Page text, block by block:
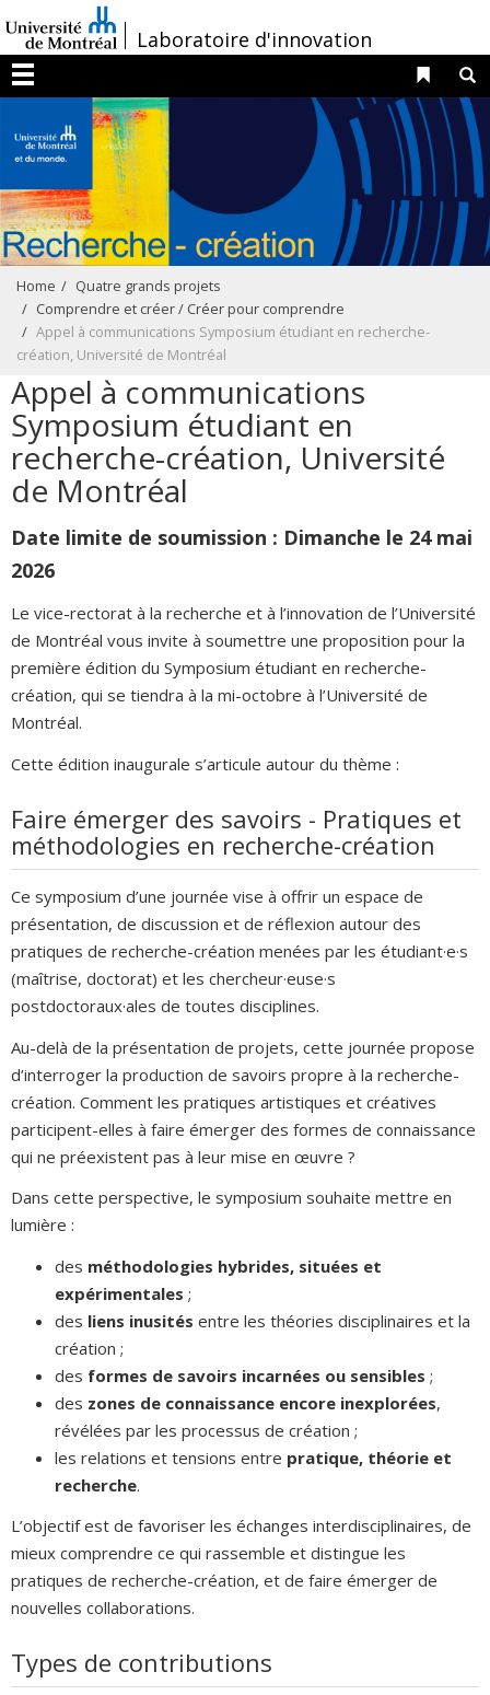
au
contenu
/Laboratoire d'innovation
Menu
Liens
Home
Quatre grands projets
Comprendre et créer / Créer pour comprendre
Appel à communications Symposium étudiant en recherche-
création, Université de Montréal
Appel à communications
Symposium étudiant en
recherche-création, Université
de Montréal
Date limite de soumission : Dimanche le 24 mai
2026
Le vice-rectorat à la recherche et à l’innovation de l’Université
de Montréal vous invite à soumettre une proposition pour la
première édition du Symposium étudiant en recherche-
création, qui se tiendra à la mi-octobre à l’Université de
Montréal.
Cette édition inaugurale s’articule autour du thème :
Faire émerger des savoirs - Pratiques et
méthodologies en recherche-création
Ce symposium d’une journée vise à offrir un espace de
présentation, de discussion et de réflexion autour des
pratiques de recherche-création menées par les étudiant·e·s
(maîtrise, doctorat) et les chercheur·euse·s
postdoctoraux·ales de toutes disciplines.
Au-delà de la présentation de projets, cette journée propose
d’interroger la production de savoirs propre à la recherche-
création. Comment les pratiques artistiques et créatives
participent-elles à faire émerger des formes de connaissance
qui ne préexistent pas à leur mise en œuvre ?
Dans cette perspective, le symposium souhaite mettre en
lumière :
des méthodologies hybrides, situées et
expérimentales ;
des liens inusités entre les théories disciplinaires et la
création ;
des formes de savoirs incarnées ou sensibles ;
des zones de connaissance encore inexplorées,
révélées par les processus de création ;
les relations et tensions entre pratique, théorie et
recherche.
L’objectif est de favoriser les échanges interdisciplinaires, de
mieux comprendre ce qui rassemble et distingue les
pratiques de recherche-création, et de faire émerger de
nouvelles collaborations.
Types de contributions